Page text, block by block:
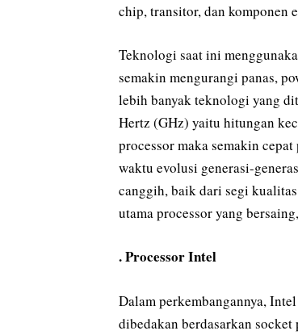
chip, transitor, dan komponen
Teknologi saat ini
semakin mengurangi panas,
lebih banyak teknologi yang
Hertz (GHz) yaitu hitungan
processor maka semakin
waktu evolusi generasi-
canggih, baik dari segi
utama processor yang
. Processor Intel
Dalam perkembangannya,
dibedakan berdasarkan